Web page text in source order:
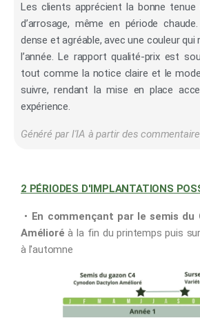
Les clients apprécient la bonne tenue
d’arrosage, même en période
dense et agréable, avec une couleur
l’année. Le rapport qualité-prix est
tout comme la notice claire et le
suivre, rendant la mise en place
expérience.
Généré par l'IA à partir des
2 PÉRIODES D'IMPLANTATIONS
• En commençant par le semis du
Amélioré à la fin du printemps puis
à l'automne